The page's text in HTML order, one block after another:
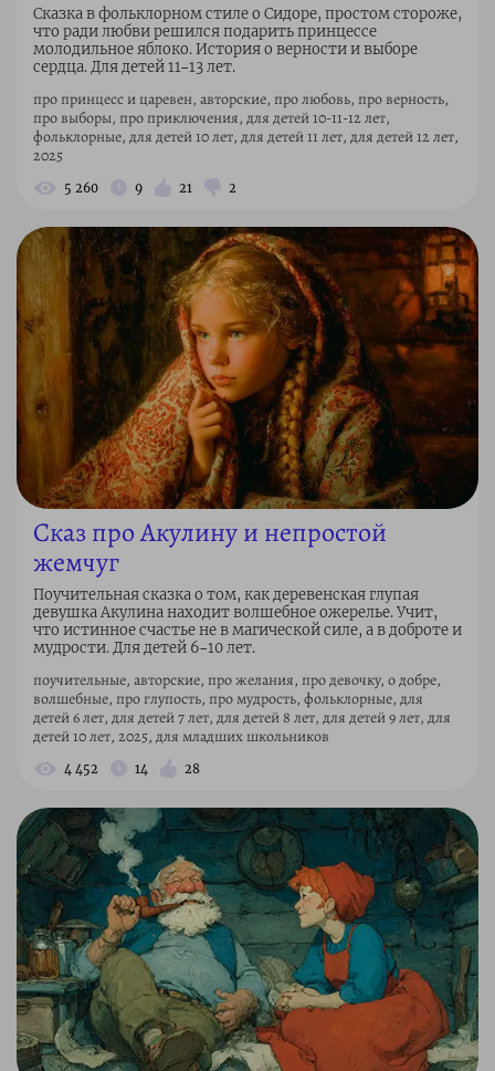
Сказка в фольклорном стиле о Сидоре, простом стороже,
что ради любви решился подарить принцессе
молодильное яблоко. История о верности и выборе
сердца. Для детей 11–13 лет.
про принцесс и царевен, авторские, про любовь, про верность,
про выборы, про приключения, для детей 10-11-12 лет,
фольклорные, для детей 10 лет, для детей 11 лет, для детей 12 лет,
2025
5 260 9 21 2
Сказ про Акулину и непростой
жемчуг
Поучительная сказка о том, как деревенская глупая
девушка Акулина находит волшебное ожерелье. Учит,
что истинное счастье не в магической силе, а в доброте и
мудрости. Для детей 6–10 лет.
поучительные, авторские, про желания, про девочку, о добре,
волшебные, про глупость, про мудрость, фольклорные, для
детей 6 лет, для детей 7 лет, для детей 8 лет, для детей 9 лет, для
детей 10 лет, 2025, для младших школьников
4 452 14 28